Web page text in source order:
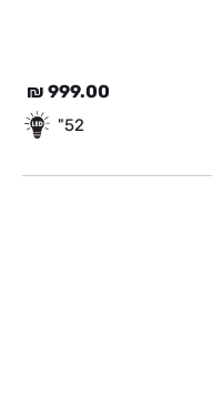
999.00
₪
52"